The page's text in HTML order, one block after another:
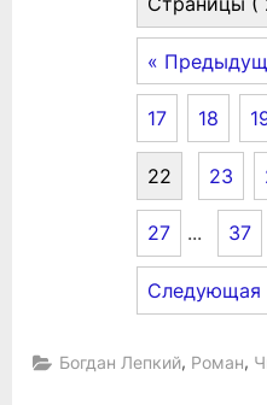
«
17 18
22 23
27 ... 37
Следующая
Богдан Лепкий, Роман,